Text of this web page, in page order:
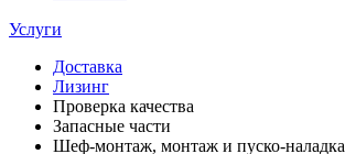
Услуги
Доставка
Лизинг
Проверка качества
Запасные части
Шеф-монтаж, монтаж и пуско-наладка